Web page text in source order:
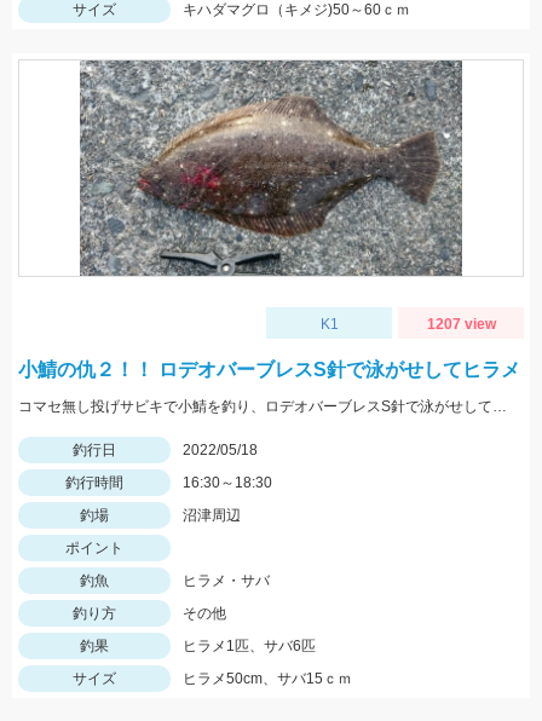
サイズ
キハダマグロ（キメジ)50～60ｃｍ
K1 1207 view
小鯖の仇２！！ ロデオバーブレスS針で泳がせしてヒラメ
コマセ無し投げサビキで小鯖を釣り、ロデオバーブレスS針で泳がせしてヒラメゲット。
釣行日
2022/05/18
釣行時間
16:30～18:30
釣場
沼津周辺
ポイント
釣魚
ヒラメ・サバ
釣り方
その他
釣果
ヒラメ1匹、サバ6匹
サイズ
ヒラメ50cm、サバ15ｃｍ